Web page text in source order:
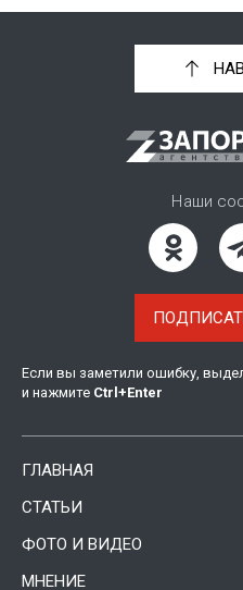
Наши
Если вы заметили ошибку,
и нажмите Ctrl +Enter
ГЛАВНАЯ
СТАТЬИ
ФОТО И ВИДЕО
МНЕНИЕ